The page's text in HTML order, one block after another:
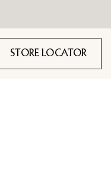
STORE LOCATOR